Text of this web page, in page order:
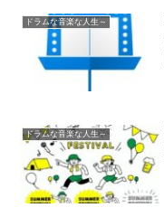
ドラムな音楽な人生～
ドラムな音楽な人生～